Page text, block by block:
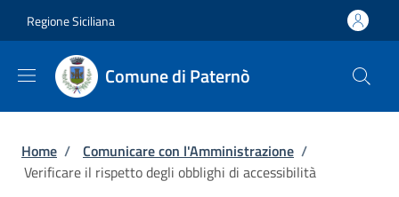
Regione Siciliana
Comune di Paternò
Briciole di pane
Home / Comunicare con l'Amministrazione /
Verificare il rispetto degli obblighi di accessibilità